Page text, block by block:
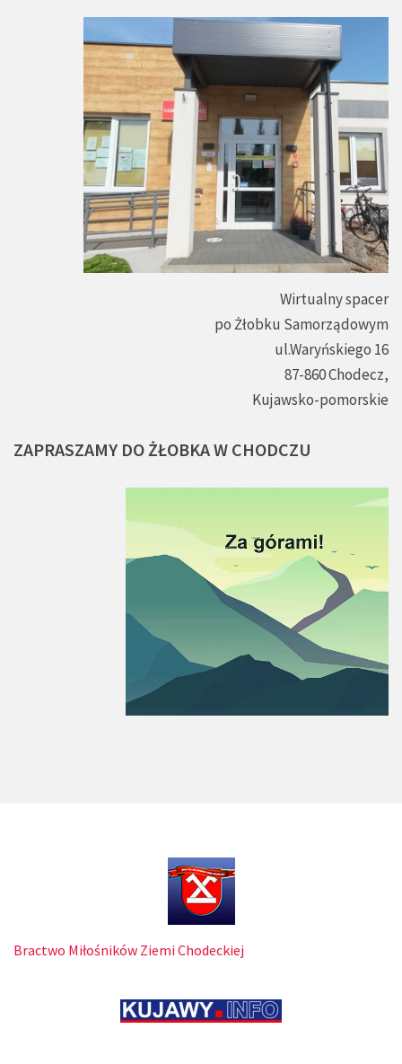
Wirtualny spacer
po Żłobku Samorządowym
ul.Waryńskiego 16
87-860 Chodecz,
Kujawsko-pomorskie
ZAPRASZAMY DO ŻŁOBKAW CHODCZU
Bractwo Miłośników Ziemi Chodeckiej